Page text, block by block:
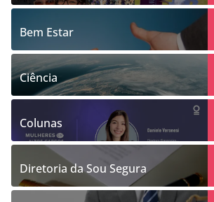
Bem Estar
Ciência
Colunas
Diretoria da Sou Segura